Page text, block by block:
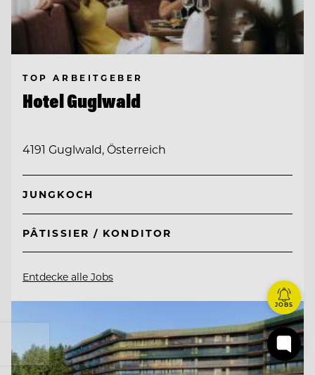
TOP ARBEITGEBER
Hotel Guglwald
4191 Guglwald, Österreich
JUNGKOCH
PÂTISSIER / KONDITOR
Entdecke alle Jobs
JOBS